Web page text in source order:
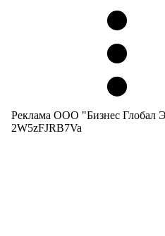
Реклама ООО "Бизнес Глобал
2W5zFJRB7Va